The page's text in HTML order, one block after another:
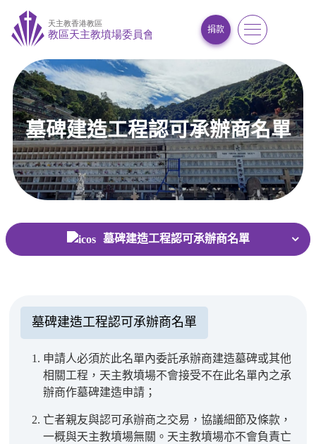
捐款
墓碑建造工程認可承辦商名單
墓碑建造工程認可承辦商名單
墓碑建造工程認可承辦商名單
申請人必須於此名單內委託承辦商建造墓碑或其他
相關工程，天主教墳場不會接受不在此名單內之承
辦商作墓碑建造申請；
亡者親友與認可承辦商之交易，協議細節及條款，
一概與天主教墳場無關。天主教墳場亦不會負責亡